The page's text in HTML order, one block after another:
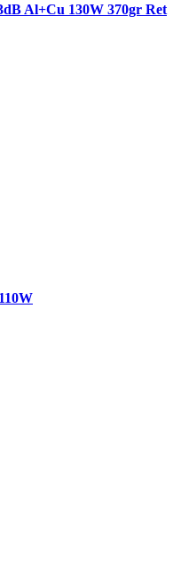
Al+Cu 130W 370gr Ret